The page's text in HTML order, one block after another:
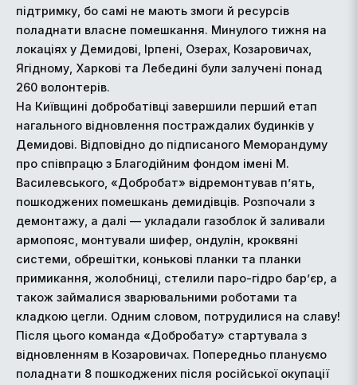
підтримку, бо самі не мають змоги й ресурсів
поладнати власне помешкання. Минулого тижня на
локаціях у Демидові, Ірпені, Озерах, Козаровичах,
Ягідному, Харкові та Лебедині були залучені понад
260 волонтерів.
На Київщині добробатівці завершили перший етап
нагального відновлення постраждалих будинків у
Демидові. Відповідно до підписаного Меморандуму
про співпрацю з Благодійним фондом імені М.
Василевського, «Добробат» відремонтував п’ять,
пошкоджених помешкань демидівців. Розпочали з
демонтажу, а далі — укладали газоблок й заливали
армопояс, монтували шифер, ондулін, кроквяні
системи, обрешітки, конькові планки та планки
примикання, жолобниці, стелили паро-гідро бар’єр, а
також займалися зварювальними роботами та
кладкою цегли. Одним словом, потрудилися на славу!
Після цього команда «Добробату» стартувала з
відновленням в Козаровичах. Попередньо плануємо
поладнати 8 пошкоджених після російської окупації